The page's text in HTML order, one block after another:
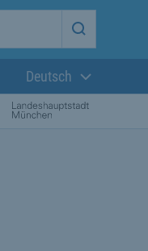
Suche
Aktuelle
Deutsch